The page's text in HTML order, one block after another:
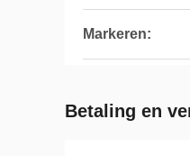
Markeren:
Betaling en